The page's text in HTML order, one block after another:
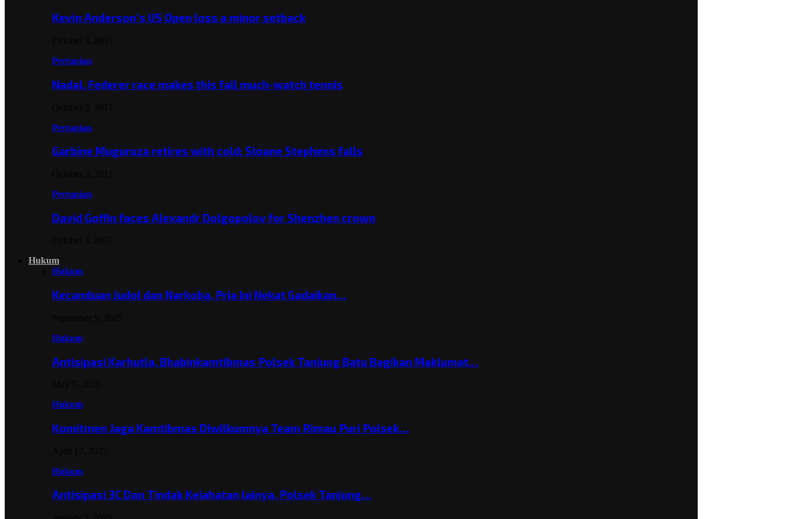
Kevin Anderson’s US Open loss a minor setback
Pertanian
Nadal, Federer race makes this fall much-watch tennis
Pertanian
Garbine Muguruza retires with cold; Sloane Stephens falls
Pertanian
David Goffin faces Alexandr Dolgopolov for Shenzhen crown
Hukum
Hukum
Kecanduan Judol dan Narkoba, Pria Ini Nekat Gadaikan…
Hukum
Antisipasi Karhutla, Bhabinkamtibmas Polsek Tanjung Batu Bagikan Maklumat…
Hukum
Komitmen Jaga Kamtibmas Diwilkumnya Team Rimau Puri Polsek…
Hukum
Antisipasi 3C Dan Tindak Kejahatan lainya, Polsek Tanjung…